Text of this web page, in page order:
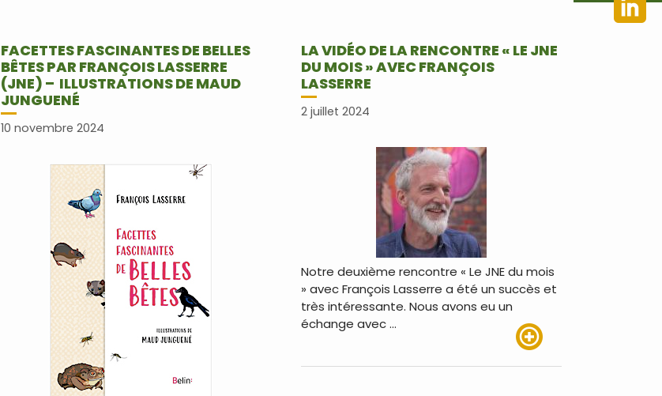
FACETTES FASCINANTES DE BELLES
BÊTES PAR FRANÇOIS LASSERRE
(JNE) – ILLUSTRATIONS DE MAUD
JUNGUENÉ
10 novembre 2024
LA VIDÉO DE LA RENCONTRE « LE JNE
DU MOIS » AVEC FRANÇOIS
LASSERRE
2 juillet 2024
Notre deuxième rencontre « Le JNE du mois
» avec François Lasserre a été un succès et
très intéressante. Nous avons eu un
échange avec …